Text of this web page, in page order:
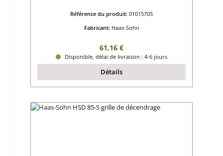
Référence du produit: 01015705
Fabricant: Haas-Sohn
Prix régulier :
61,16 €
Disponible, délai de livraison : 4-6 jours
Détails